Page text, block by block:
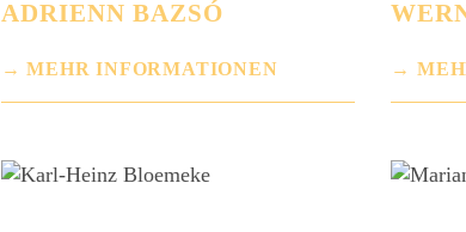
ADRIENN BAZSÓ
MEHR INFORMATIONEN